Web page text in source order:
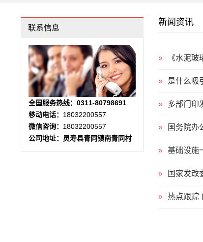
联系信息
全国服务热线：0311-80798691
移动电话： 18032200557
微信咨询： 18032200557
公司地址：灵寿县青同镇南青同村
新闻资讯
» 《水泥
» 是什么吸
» 多部门印
» 国务院办
» 基础设施
» 国家发改
» 热点跟踪